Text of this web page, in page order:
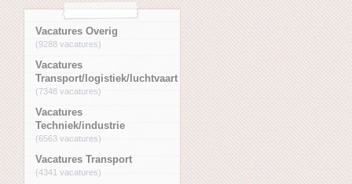
Vacatures Overig
(9288 vacatures)
Vacatures
Transport/logistiek/luchtvaart
(7348 vacatures)
Vacatures
Techniek/industrie
(6563 vacatures)
Vacatures Transport
(4341 vacatures)